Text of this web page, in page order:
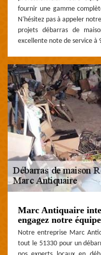
fournir une gamme
N'hésitez pas à appeler
projets débarras de
excellente note de service à
Marc Antiquaire
engagez notre
Notre entreprise Marc
tout le 51330 pour un